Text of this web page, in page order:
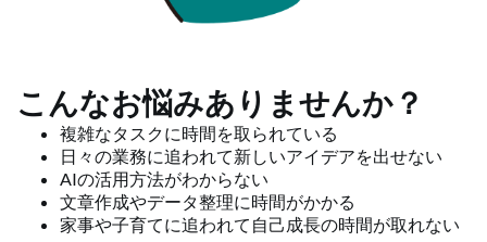
こんなお悩みありませんか？
複雑なタスクに時間を取られている
日々の業務に追われて新しいアイデアを出せない
AIの活用方法がわからない
文章作成やデータ整理に時間がかかる
家事や子育てに追われて自己成長の時間が取れない